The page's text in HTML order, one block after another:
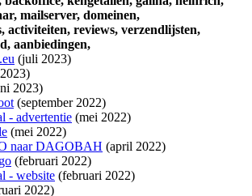
mailserver, domeinen,
activiteiten, reviews, verzendlijsten,
aanbiedingen,
(juli 2023)
2023)
(september 2022)
- advertentie (mei 2022)
(mei 2022)
naar DAGOBAH (april 2022)
(februari 2022)
- website (februari 2022)
2022)